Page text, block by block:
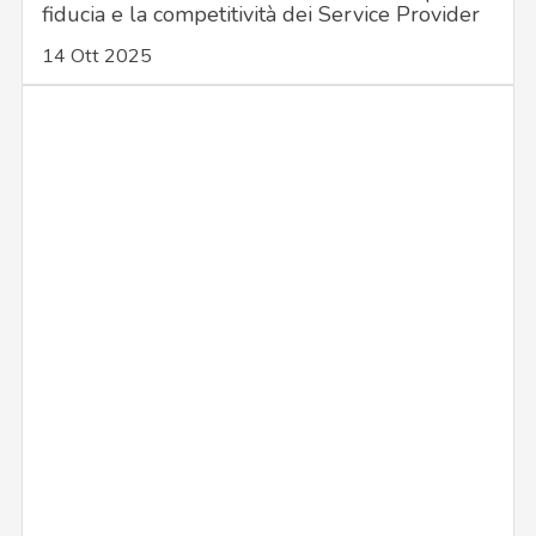
fiducia e la competitività dei Service Provider
14 Ott 2025